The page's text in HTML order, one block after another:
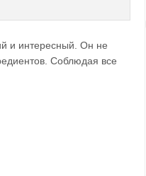
и интересный. Он не
Соблюдая все